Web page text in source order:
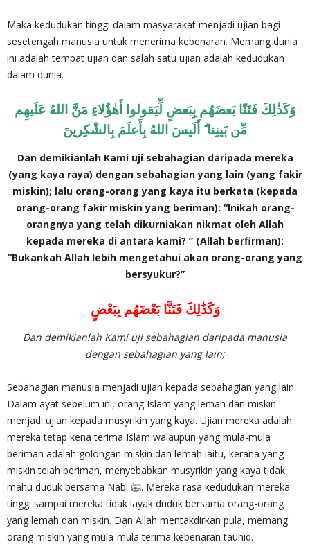
Maka kedudukan tinggi dalam masyarakat menjadi ujian bagi
sesetengah manusia untuk menerima kebenaran. Memang dunia
ini adalah tempat ujian dan salah satu ujian adalah kedudukan
dalam dunia.
وَكَذٰلِكَ فَتَنّا بَعضَهُم بِبَعضٍ لِّيَقولوا أَهٰؤُلاءِ مَنَّ اللهُ عَلَيهِم
مِّن بَينِنا ۗ أَلَيسَ اللهُ بِأَعلَمَ بِالشّٰكِرينَ
Dan demikianlah Kami uji sebahagian daripada mereka
(yang kaya raya) dengan sebahagian yang lain (yang fakir
miskin); lalu orang-orang yang kaya itu berkata (kepada
orang-orang fakir miskin yang beriman): “Inikah orang-
orangnya yang telah dikurniakan nikmat oleh Allah
kepada mereka di antara kami? ” (Allah berfirman):
“Bukankah Allah lebih mengetahui akan orang-orang yang
bersyukur?”
وَكَذَٰلِكَ فَتَنَّا بَعْضَهُم بِبَعْضٍ
Dan demikianlah Kami uji sebahagian daripada manusia
dengan sebahagian yang lain;
Sebahagian manusia menjadi ujian kepada sebahagian yang lain.
Dalam ayat sebelum ini, orang Islam yang lemah dan miskin
menjadi ujian kepada musyrikin yang kaya. Ujian mereka adalah:
mereka tetap kena terima Islam walaupun yang mula-mula
beriman adalah golongan miskin dan lemah iaitu, kerana yang
miskin telah beriman, menyebabkan musyrikin yang kaya tidak
mahu duduk bersama Nabi ﷺ. Mereka rasa kedudukan mereka
tinggi sampai mereka tidak layak duduk bersama orang-orang
yang lemah dan miskin. Dan Allah mentakdirkan pula, memang
orang miskin yang mula-mula terima kebenaran tauhid.